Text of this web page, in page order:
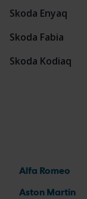
Skoda Enyaq
Skoda Fabia
Skoda Kodiaq
Alfa Romeo
Aston Martin